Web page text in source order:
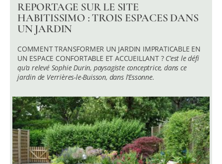
REPORTAGE SUR LE SITE
HABITISSIMO : TROIS ESPACES DANS
UN JARDIN
COMMENT TRANSFORMER UN JARDIN IMPRATICABLE EN
UN ESPACE CONFORTABLE ET ACCUEILLANT ? C’est le défi
qu’a relevé Sophie Durin, paysagiste conceptrice, dans ce
jardin de Verrières-le-Buisson, dans l’Essonne.